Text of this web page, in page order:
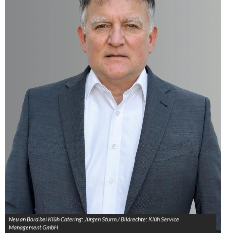
Neu an Bord bei Klüh Catering: Jürgen Sturm / Bildrechte: Klüh Service
Management GmbH